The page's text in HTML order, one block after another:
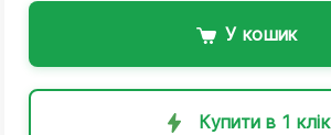
У кошик
Купити в 1 клік